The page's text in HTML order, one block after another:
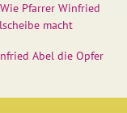
Pfarrer Winfried
macht
Abel die Opfer